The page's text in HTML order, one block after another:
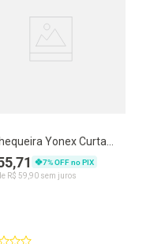
Yonex Curta
7% OFF no PIX
R$ 59 90 sem juros